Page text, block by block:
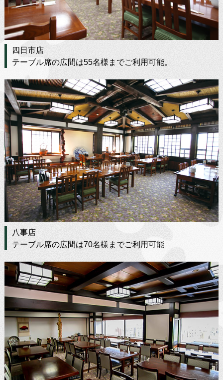
四日市店
テーブル席の広間は55名様までご利用可能。
八事店
テーブル席の広間は70名様までご利用可能